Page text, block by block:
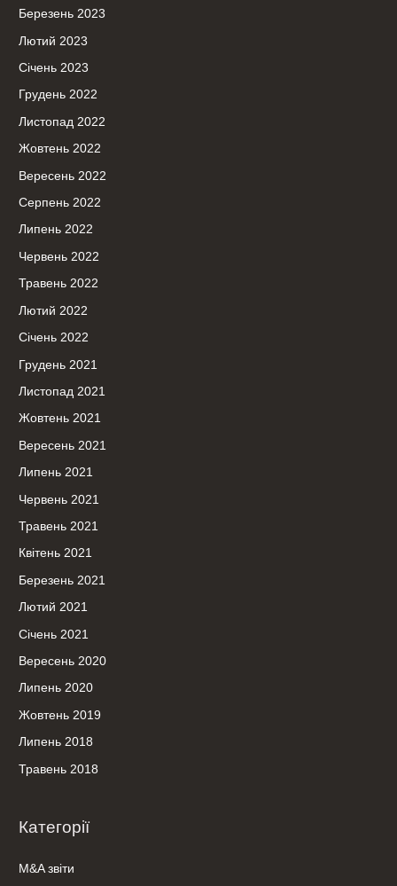
Березень 2023
Лютий 2023
Січень 2023
Грудень 2022
Листопад 2022
Жовтень 2022
Вересень 2022
Серпень 2022
Липень 2022
Червень 2022
Травень 2022
Лютий 2022
Січень 2022
Грудень 2021
Листопад 2021
Жовтень 2021
Вересень 2021
Липень 2021
Червень 2021
Травень 2021
Квітень 2021
Березень 2021
Лютий 2021
Січень 2021
Вересень 2020
Липень 2020
Жовтень 2019
Липень 2018
Травень 2018
Категорії
M&A звіти